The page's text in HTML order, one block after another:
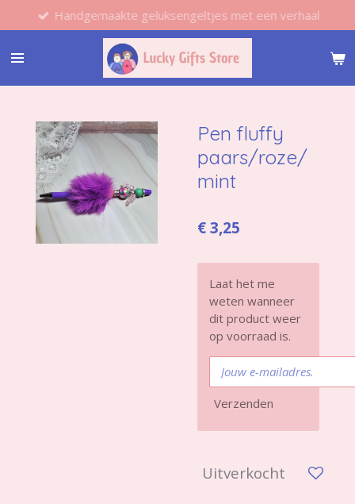
direct
naar
hoofdinhoud
Handgemaakte geluksengeltjes met een verhaal
Pen fluffy
paars/roze/
mint
€ 3,25
Laat het me
weten wanneer
dit product weer
op voorraad is.
Verzenden
Uitverkocht